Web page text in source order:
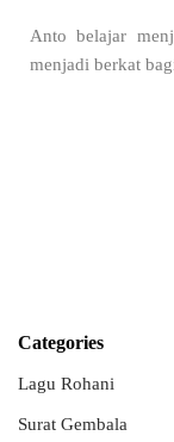
Anto belajar
menjadi berkat
Categories
Lagu Rohani
Surat Gembala